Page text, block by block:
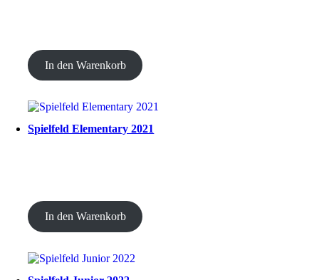
In den Warenkorb
Spielfeld Elementary 2021
In den Warenkorb